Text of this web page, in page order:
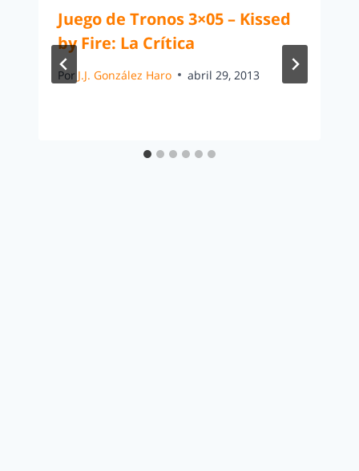
Juego de Tronos 3×05 – Kissed
by Fire: La Crítica
Por J.J. González Haro abril 29, 2013